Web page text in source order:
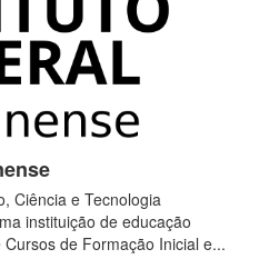
Ciência e Tecnologia
instituição de educação
de Formação Inicial e...